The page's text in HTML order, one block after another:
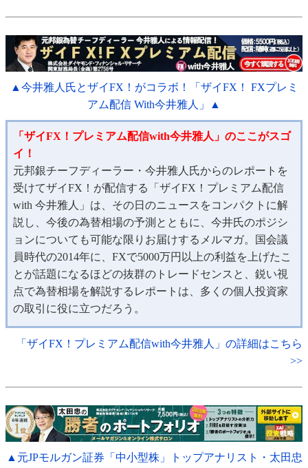
▲今井雅人氏とザイFX！がコラボ！「ザイFX！ FXプレミ
アム配信 With今井雅人」▲
「ザイFX！プレミアム配信with今井雅人」のここがスゴ
イ！
元邦銀チーフディーラー・今井雅人氏からのレポートを
受けてザイFX！が配信する「ザイFX！プレミアム配信
with 今井雅人」は、その日のニュースをコンパクトに解
説し、今後の為替相場の予測とともに、今井氏のポジシ
ョンについても可能な限りお届けするメルマガ。国会議
員時代の2014年に、FXで5000万円以上の利益を上げたこ
とが話題になるほどの抜群のトレードセンスと、鋭い視
点で為替相場を解説するレポートは、多くの個人投資家
の取引に役に立つだろう。
「ザイFX！プレミアム配信with今井雅人」の詳細はこちら
>>
▲元JPモルガン証券「中小型株」トップアナリスト・太田忠